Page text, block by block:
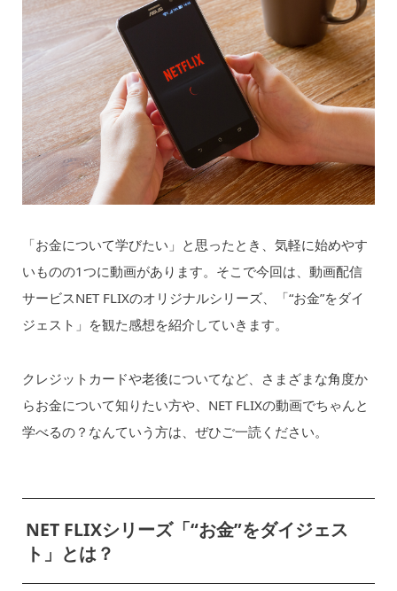
「お金について学びたい」と思ったとき、気軽に始めやす
いものの1つに動画があります。そこで今回は、動画配信
サービスNET FLIXのオリジナルシリーズ、「“お金”をダイ
ジェスト」を観た感想を紹介していきます。
クレジットカードや老後についてなど、さまざまな角度か
らお金について知りたい方や、NET FLIXの動画でちゃんと
学べるの？なんていう方は、ぜひご一読ください。
NET FLIXシリーズ「“お金”をダイジェス
ト」とは？